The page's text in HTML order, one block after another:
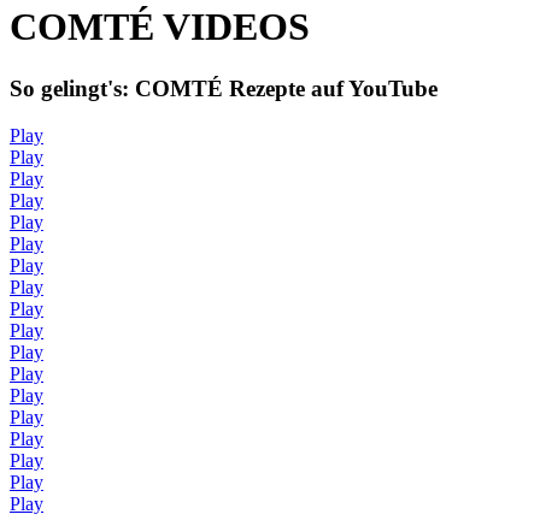
COMTÉ VIDEOS
So gelingt's: COMTÉ Rezepte auf YouTube
Play
Play
Play
Play
Play
Play
Play
Play
Play
Play
Play
Play
Play
Play
Play
Play
Play
Play